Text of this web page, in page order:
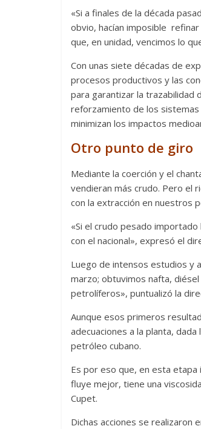
«Si a finales de la década
obvio, hacían imposible
que, en unidad, vencimos lo
Con unas siete décadas de
procesos productivos y las
para garantizar la trazabilidad
reforzamiento de los
minimizan los impactos
Otro punto de giro
Mediante la coerción y el
vendieran más crudo. Pero el
con la extracción en nuestros
«Si el crudo pesado
con el nacional», expresó el
Luego de intensos estudios y
marzo; obtuvimos nafta,
petrolíferos», puntualizó la
Aunque esos primeros
adecuaciones a la planta,
petróleo cubano.
Es por eso que, en esta etapa
fluye mejor, tiene una
Cupet.
Dichas acciones se realizaron